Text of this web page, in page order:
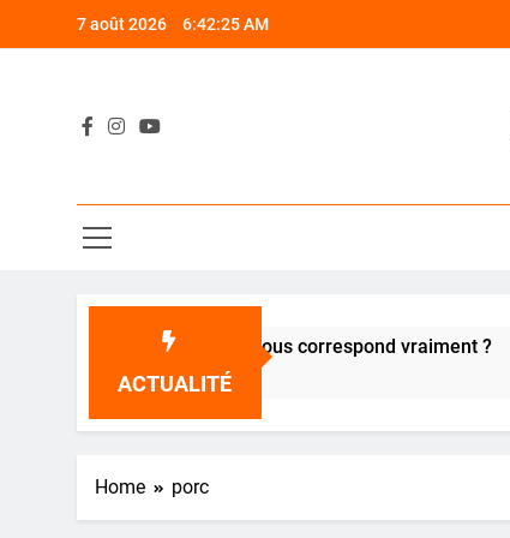
7 août 2026 6:42:25 AM
ACTUALITÉ
: quelle poêle vous correspond vraiment ?
Home porc